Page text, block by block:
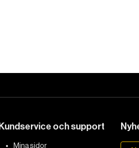
Kundservice och support
Mina sidor